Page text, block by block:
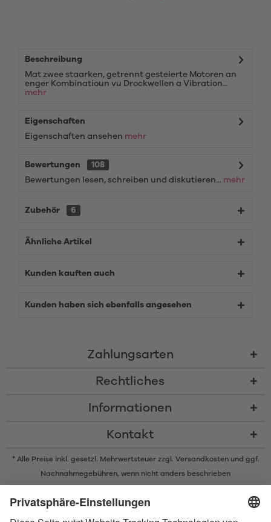
Beschreibung
Mat zwee staarken, getrennt gesteierte Motoren an
enger Kombinatioun vu Drockwellen a Vibration...
mehr
Eigenschaften
Eigenschaften ansehen mehr
Bewertungen
108
Bewertungen lesen, schreiben und diskutieren... mehr
Zubehör 6
Ähnliche Artikel
Kunden kauften auch
Kunden haben sich ebenfalls angesehen
Zahlungsarten
Rechtliches
Informationen
Kontakt
* Alle Preise inkl. gesetzl. Mehrwertsteuer zzgl. Versandkostenund ggf.
Nachnahmegebühren, wenn nicht anders beschrieben
und Eigentum der Bluetooth SIG, Inc. Die Nutzung dieser Marken durch